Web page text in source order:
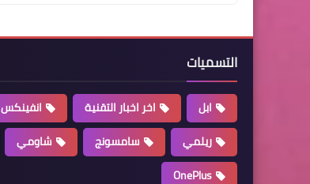
التسميات
ابل اخر اخبار التقنية انفينكس
ريلمي
سامسونج شاومي
OnePlus